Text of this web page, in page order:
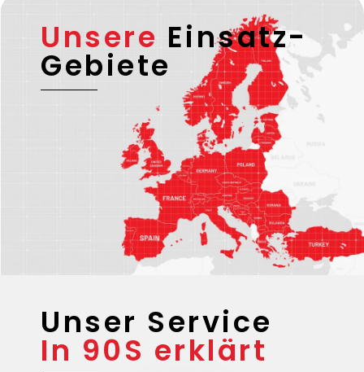
Unsere Einsatz-
Gebiete
Unser Service
In 90S erklärt